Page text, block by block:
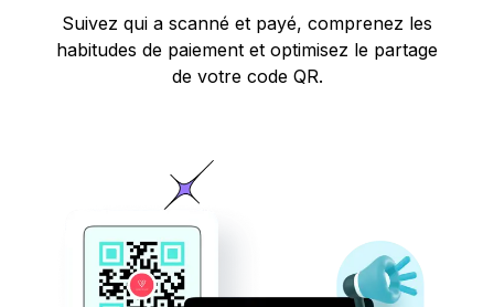
Suivez qui a scanné et payé, comprenez les
habitudes de paiement et optimisez le partage
de votre code QR.